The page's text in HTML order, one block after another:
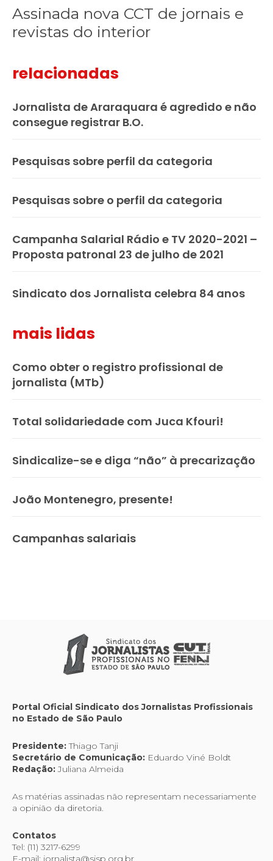
Assinada nova CCT de jornais e
revistas do interior
relacionadas
Jornalista de Araraquara é agredido e não
consegue registrar B.O.
Pesquisas sobre perfil da categoria
Pesquisas sobre o perfil da categoria
Campanha Salarial Rádio e TV 2020-2021 –
Proposta patronal 23 de julho de 2021
Sindicato dos Jornalista celebra 84 anos
mais lidas
Como obter o registro profissional de
jornalista (MTb)
Total solidariedade com Juca Kfouri!
Sindicalize-se e diga “não” à precarização
João Montenegro, presente!
Campanhas salariais
Portal Oficial Sindicato dos Jornalistas Profissionais
no Estado de São Paulo
Presidente:Thiago Tanji
Secretário de Comunicação: Eduardo Viné Boldt
Redação:Juliana Almeida
As matérias assinadas não representam necessariamente
a opinião da diretoria.
Contatos
Tel: (11) 3217-6299